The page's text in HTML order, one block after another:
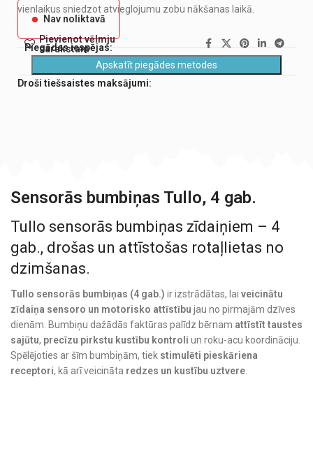
vienlaikus sniedzot atvieglojumu zobu nākšanas laikā.
Nav noliktavā
Pievienot vēlmju
sarakstam
Piegādes iespējas:
Apskatīt piegādes metodes
Droši tiešsaistes maksājumi:
Sensorās bumbiņas Tullo, 4 gab.
Tullo sensorās bumbiņas zīdaiņiem – 4
gab., drošas un attīstošas rotaļlietas no
dzimšanas.
Tullo sensorās bumbiņas (4 gab.) ir izstrādātas, lai veicinātu
zīdaiņa sensoro un motorisko attīstību jau no pirmajām dzīves
dienām. Bumbiņu dažādās faktūras palīdz bērnam attīstīt taustes
sajūtu, precīzu pirkstu kustību kontroli un roku-acu koordināciju.
Spēlējoties ar šīm bumbiņām, tiek stimulēti pieskāriena
receptori, kā arī veicināta redzes un kustību uztvere.